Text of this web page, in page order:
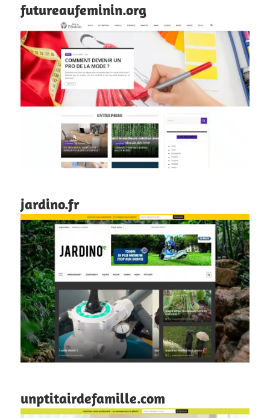
futureaufeminin.org
jardino.fr
unptitairdefamille.com